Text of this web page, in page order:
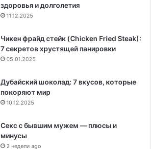
здоровья и долголетия
11.12.2025
Чикен фрайд стейк (Chicken Fried Steak):
7 секретов хрустящей панировки
05.01.2025
Дубайский шоколад: 7 вкусов, которые
покоряют мир
10.12.2025
Секс с бывшим мужем — плюсы и
минусы
2 недели ago